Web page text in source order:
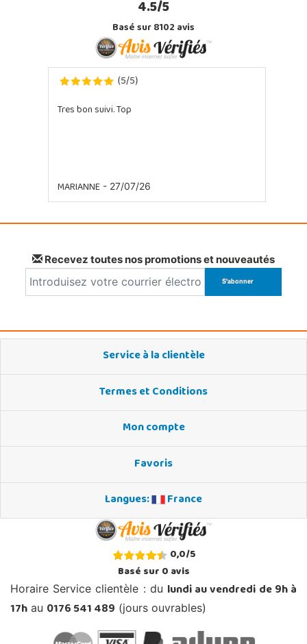
4.5/5
Basé sur 8102 avis
(5/5)
Tres bon suivi. Top
MARIANNE- 27/07/26
Recevez toutes nos promotions et nouveautés
Service à la clientèle
Termes et Conditions
Mon compte
Favoris
Langues:
France
0,0/5
Basé sur0avis
Horaire Service clientèle : du lundi au vendredi de 9h à
17h au 0176 541 489 (jours ouvrables)